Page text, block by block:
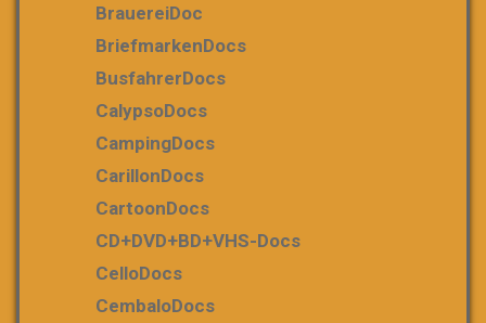
BrauereiDoc
BriefmarkenDocs
BusfahrerDocs
CalypsoDocs
CampingDocs
CarillonDocs
CartoonDocs
CD+DVD+BD+VHS-Docs
CelloDocs
CembaloDocs